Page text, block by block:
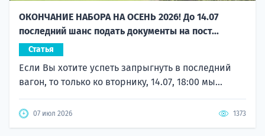
ОКОНЧАНИЕ НАБОРА НА ОСЕНЬ 2026! До 14.07
последний шанс подать документы на пост...
Статья
Если Вы хотите успеть запрыгнуть в последний
вагон, то только ко вторнику, 14.07, 18:00 мы...
07 июл 2026 1373